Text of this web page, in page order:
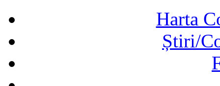
Harta
Știri/